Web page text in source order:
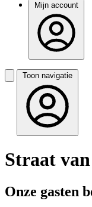
Mijn account
Toon navigatie
Straat
Onze gasten